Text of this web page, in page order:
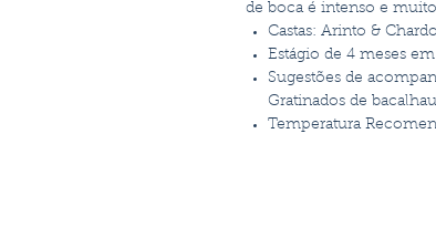
de boca é intenso e
Castas: Arinto &
Estágio de 4 meses
Sugestões de
Gratinados de
Temperatura